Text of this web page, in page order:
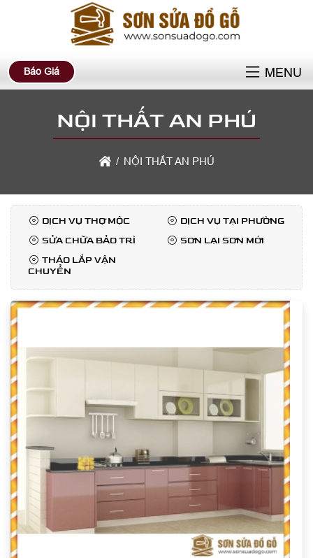
Báo Giá MENU
NỘI THẤT AN PHÚ
NỘI THẤT AN PHÚ
DỊCH VỤ THỢ MỘC
DỊCH VỤ TẠI PHƯỜNG
SỬA CHỮA BẢO TRÌ
SƠN LẠI SƠN MỚI
THÁO LẮP VẬN
CHUYỂN